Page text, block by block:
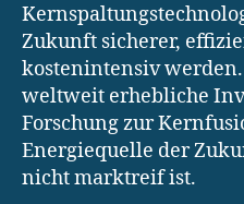
Zukunft sicherer,
kostenintensiv
weltweit erhebliche
Forschung zur
Energiequelle der
nicht marktreif ist.